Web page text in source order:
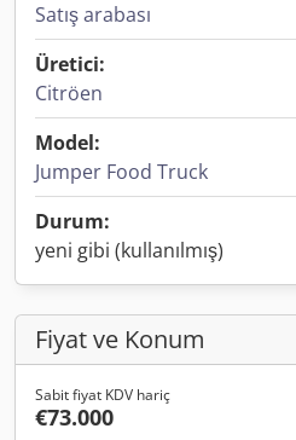
Satış arabası
Üretici:
Citröen
Model:
Jumper Food Truck
Durum:
yeni gibi (kullanılmış)
Fiyat ve Konum
Sabit fiyat KDV hariç
€73.000